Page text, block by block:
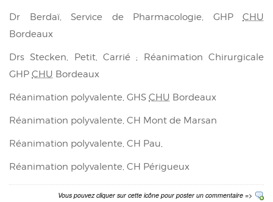
Dr Berdaï, Service de Pharmacologie, GHP CHU
Bordeaux
Drs Stecken, Petit, Carrié ; Réanimation Chirurgicale
GHP CHU Bordeaux
Réanimation polyvalente, GHS CHU Bordeaux
Réanimation polyvalente, CH Mont de Marsan
Réanimation polyvalente, CH Pau,
Réanimation polyvalente, CH Périgueux